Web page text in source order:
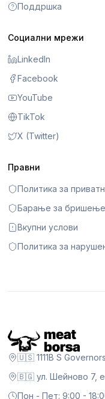
Поддршка
Социални мрежи
LinkedIn
Facebook
YouTube
TikTok
X (Twitter)
Правни
Политика за
Барање за
Вкупни услови
Политика за
🇺🇸 1111B S
🇧🇬 ул. Шейново 7,
Пон - Пет: 9:00 -